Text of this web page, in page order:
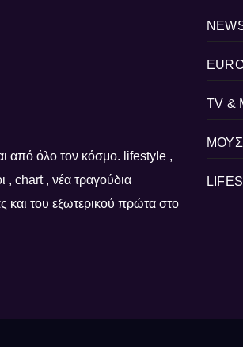
από όλο τον κόσμο. lifestyle ,
, chart , νέα τραγούδια
και του εξωτερικού πρώτα στο
TV &